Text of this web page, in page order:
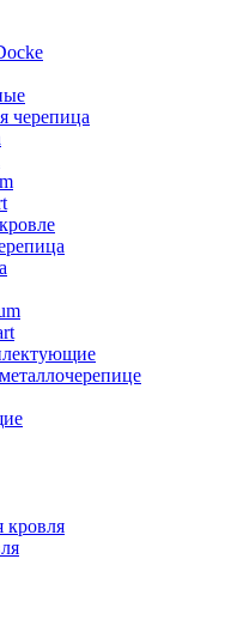
черепица
кровля